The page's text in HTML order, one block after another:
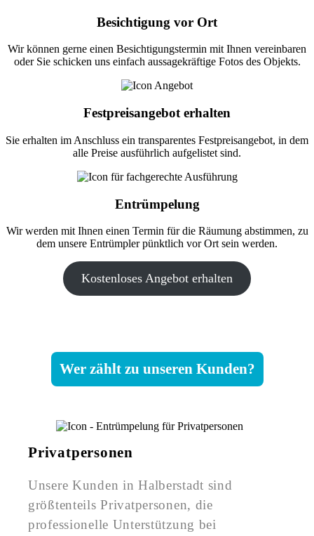
Besichtigung vor Ort
Wir können gerne einen Besichtigungstermin mit Ihnen vereinbaren
oder Sie schicken uns einfach aussagekräftige Fotos des Objekts.
Festpreisangebot erhalten
Sie erhalten im Anschluss ein transparentes Festpreisangebot, in dem
alle Preise ausführlich aufgelistet sind.
Entrümpelung
Wir werden mit Ihnen einen Termin für die Räumung abstimmen, zu
dem unsere Entrümpler pünktlich vor Ort sein werden.
Kostenloses Angebot erhalten
Wer zählt zu unseren Kunden?
Privatpersonen
Unsere Kunden in Halberstadt sind
größtenteils Privatpersonen, die
professionelle Unterstützung bei